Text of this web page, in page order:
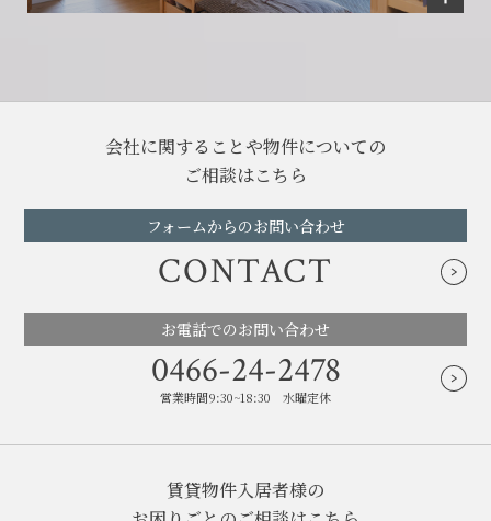
会社に関することや物件についての
ご相談はこちら
フォームからのお問い合わせ
CONTACT
お電話でのお問い合わせ
0466-24-2478
営業時間9:30~18:30 水曜定休
賃貸物件入居者様の